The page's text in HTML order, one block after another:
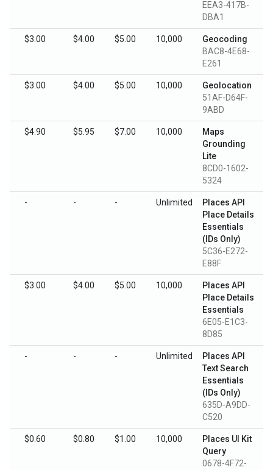
EEA3-417B-
DBA1
Geocoding
BAC8-4E68-
E261
10,000
$5.00
$4.00
$3.00
Geolocation
51AF-D64F-
9ABD
10,000
$5.00
$4.00
$3.00
Maps
Grounding
Lite
8CD0-1602-
5324
10,000
$7.00
$5.95
$4.90
Places API
Place Details
Essentials
(IDs Only)
5C36-E272-
E88F
Unlimited
-
-
-
Places API
Place Details
Essentials
6E05-E1C3-
8D85
10,000
$5.00
$4.00
$3.00
Places API
Text Search
Essentials
(IDs Only)
635D-A9DD-
C520
Unlimited
-
-
-
Places UI Kit
Query
0678-4F72-
10,000
$1.00
$0.80
$0.60